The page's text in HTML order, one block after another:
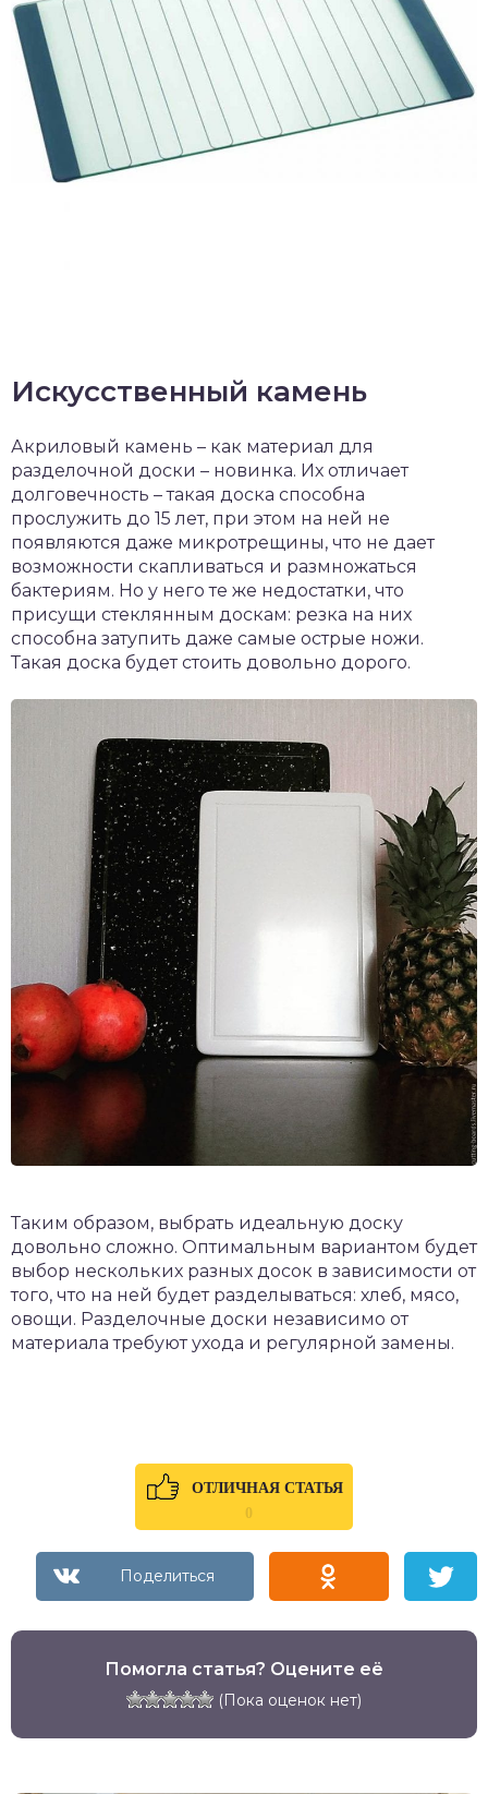
Искусственный камень
Акриловый камень – как материал для
разделочной доски – новинка. Их отличает
долговечность – такая доска способна
прослужить до 15 лет, при этом на ней не
появляются даже микротрещины, что не дает
возможности скапливаться и размножаться
бактериям. Но у него те же недостатки, что
присущи стеклянным доскам: резка на них
способна затупить даже самые острые ножи.
Такая доска будет стоить довольно дорого.
Таким образом, выбрать идеальную доску
довольно сложно. Оптимальным вариантом будет
выбор нескольких разных досок в зависимости от
того, что на ней будет разделываться: хлеб, мясо,
овощи. Разделочные доски независимо от
материала требуют ухода и регулярной замены.
ОТЛИЧНАЯ СТАТЬЯ
0
Помогла статья? Оцените её
(Пока оценок нет)